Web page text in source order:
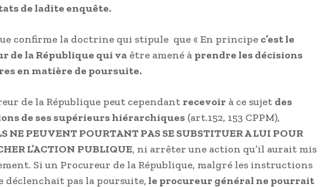
de ladite enquête.
confirme la doctrine qui stipule que « En principe c’est le
de la République qui va être amené à prendre les décisions
en matière de poursuite.
de la République peut cependant recevoir à ce sujet des
de ses supérieurs hiérarchiques (art.152, 153 CPPM),
NE PEUVENT POURTANT PAS SE SUBSTITUER A LUI POUR
L’ACTION PUBLIQUE, ni arrêter une action qu’il aurait mis
Si un Procureur de la République, malgré les instructions
déclenchait pas la poursuite, le procureur général ne pourrait